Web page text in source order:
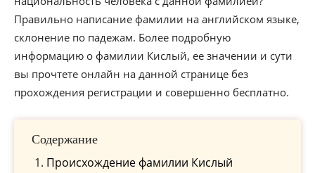
Правильно написание фамилии на английском языке,
склонение по падежам. Более подробную
информацию о фамилии Кислый, ее значении и сути
вы прочтете онлайн на данной странице без
прохождения регистрации и совершенно бесплатно.
Содержание
Происхождение фамилии Кислый